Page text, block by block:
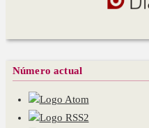
Número actual